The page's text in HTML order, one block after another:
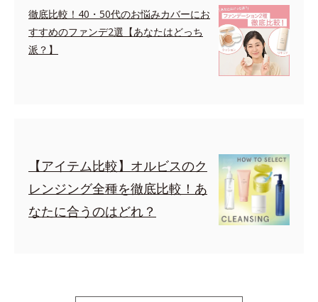
徹底比較！40・50代のお悩みカバーにお
すすめのファンデ2選【あなたはどっち
派？】
【アイテム比較】オルビスのク
レンジング全種を徹底比較！あ
なたに合うのはどれ？